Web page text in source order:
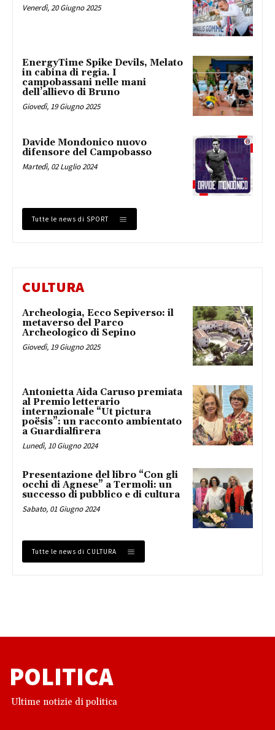
Venerdì, 20 Giugno 2025
EnergyTime Spike Devils, Melato
in cabina di regia. I
campobassani nelle mani
dell’allievo di Bruno
Giovedì, 19 Giugno 2025
Davide Mondonico nuovo
difensore del Campobasso
Martedì, 02 Luglio 2024
Tutte le news di SPORT
CULTURA
Archeologia, Ecco Sepiverso: il
metaverso del Parco
Archeologico di Sepino
Giovedì, 19 Giugno 2025
Antonietta Aida Caruso premiata
al Premio letterario
internazionale “Ut pictura
poësis”: un racconto ambientato
a Guardialfirera
Lunedì, 10 Giugno 2024
Presentazione del libro “Con gli
occhi di Agnese” a Termoli: un
successo di pubblico e di cultura
Sabato, 01 Giugno 2024
Tutte le news di CULTURA
POLITICA
Ultime notizie di politica